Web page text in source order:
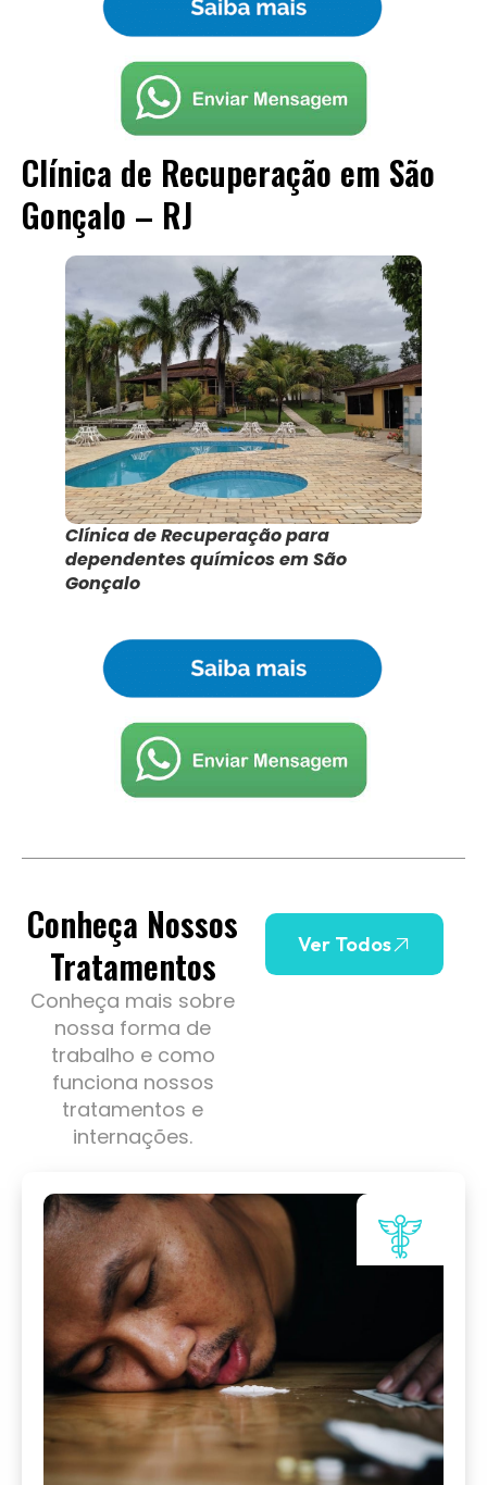
Clínica de Recuperação em São
Gonçalo – RJ
Clínica de Recuperação para
dependentes químicos em São
Gonçalo
Conheça Nossos
Tratamentos
Conheça mais sobre
nossa forma de
trabalho e como
funciona nossos
tratamentos e
internações.
Ver Todos